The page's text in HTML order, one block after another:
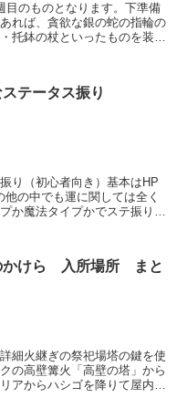
のものとなります。下準備
れば、貪欲な銀の蛇の指輪の
托鉢の杖といったものを装備
テータス振り
り（初心者向き）基本はHP
の中でも運に関しては全く
か魔法タイプかでステ振りの
かけら 入所場所 まと
細火継ぎの祭祀場塔の鍵を使
の高壁篝火「高壁の塔」から
アからハシゴを降りて屋内へ